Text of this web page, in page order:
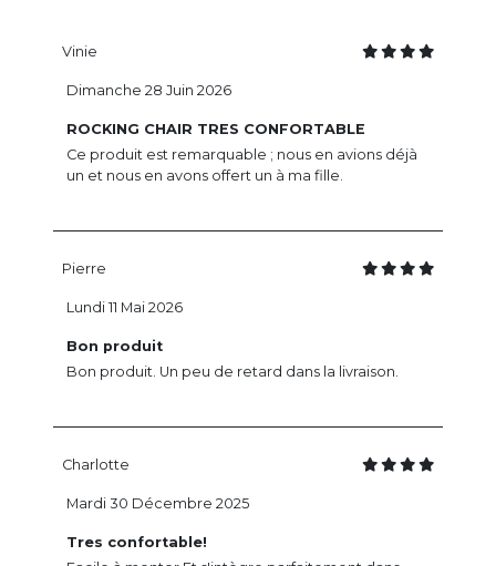
Vinie
ROCKING CHAIR TRES CONFORTABLE
Ce produit est remarquable ; nous en avions déjà
un et nous en avons offert un à ma fille.
Dimanche 28 Juin 2026
Pierre
Bon produit
Bon produit. Un peu de retard dans la livraison.
Lundi 11 Mai 2026
Charlotte
Tres confortable!
Mardi 30 Décembre 2025